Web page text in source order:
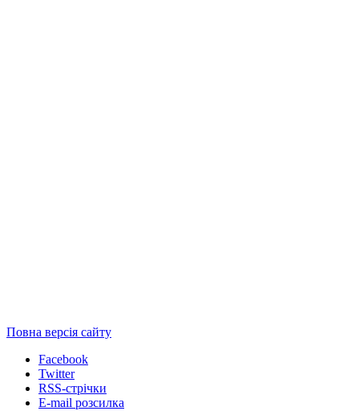
Повна версія сайту
Facebook
Twitter
RSS-стрічки
E-mail розсилка